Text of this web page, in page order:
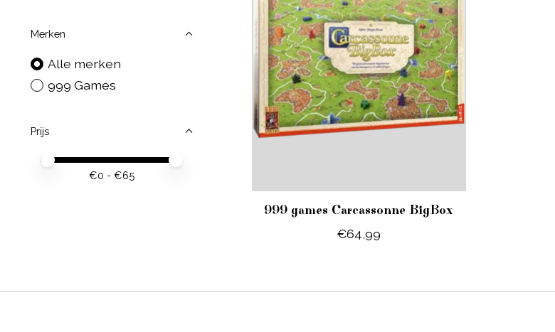
Merken
Alle merken
999 Games
Prijs
Minimale prijswaarde
Price maximum value
€0 - €65
999 games Carcassonne BigBox
€64,99